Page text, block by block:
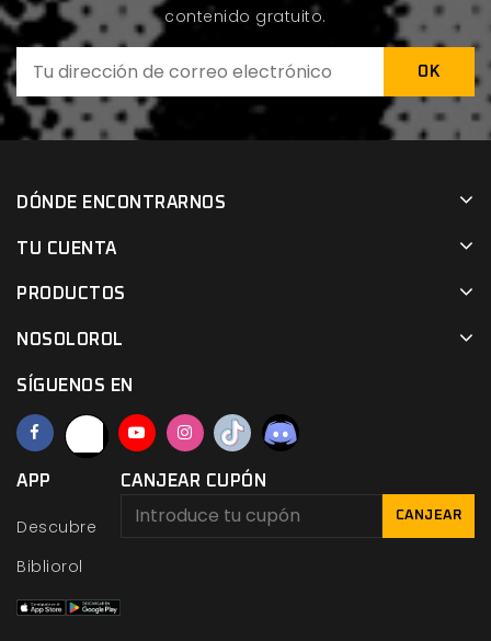
contenido gratuito.
DÓNDE ENCONTRARNOS
TU CUENTA
PRODUCTOS
NOSOLOROL
SÍGUENOS EN
APP
Descubre
Bibliorol
CANJEAR CUPÓN
CANJEAR